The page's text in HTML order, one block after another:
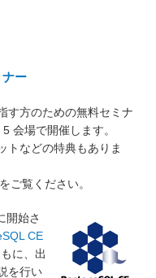
ー
す方のための無料セミナ
会場で開催します。
トなどの特典もありま
をご覧ください。
開始さ
CE
に、出
を行い